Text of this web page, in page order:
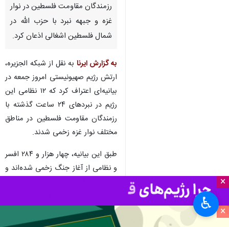
×
×
رزمندگان مقاومت فلسطین در نوار
غزه و جبهه نبرد با حزب الله در
شمال فلسطین اشغالی اذعان کرد.
به گزارش ایرنا به نقل از شبکه الجزیره،
ارتش رژیم صهیونیستی امروز جمعه در
بیانیه‌ای اعتراف کرد که ۱۲ نظامی این
رژیم در نبردهای ۲۴ ساعت گذشته با
رزمندگان مقاومت فلسطین در مناطق
مختلف نوار غزه زخمی شدند.
طبق این بیانیه، چهار هزار و ۲۸۴ افسر
و نظامی از آغاز جنگ زخمی شده‌اند و
مقاومت قرار گرفتند.
♿︎